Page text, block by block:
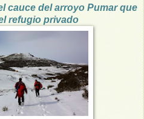
cauce del arroyo Pumar que
refugio privado